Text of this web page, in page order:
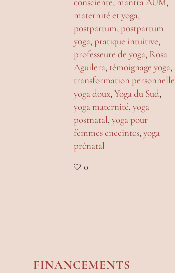
maternité et yoga,
postpartum, postpartum
yoga, pratique intuitive,
professeure de yoga, Rosa
Aguilera, témoignage yoga,
transformation personnelle
yoga doux, Yoga du Sud,
yoga maternité, yoga
postnatal, yoga pour
femmes enceintes, yoga
prénatal
0
FINANCEMENTS